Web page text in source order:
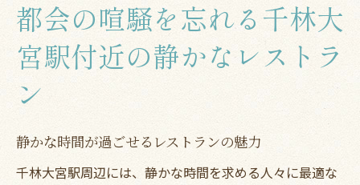
都会の喧騒を忘れる千林大
宮駅付近の静かなレストラ
ン
静かな時間が過ごせるレストランの魅力
千林大宮駅周辺には、静かな時間を求める人々に最適な